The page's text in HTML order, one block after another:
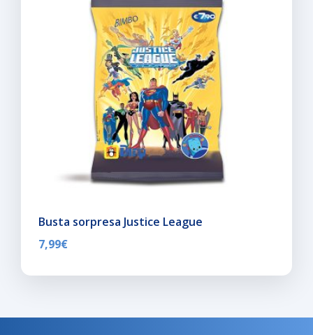
Busta sorpresa Justice League
7,99€